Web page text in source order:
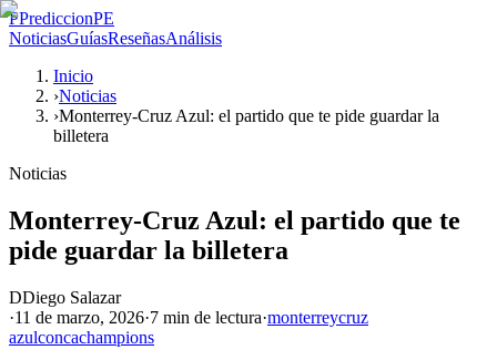
PPrediccionPE
NoticiasGuíasReseñasAnálisis
Inicio
›Noticias
›Monterrey-Cruz Azul: el partido que te pide guardar la
billetera
Noticias
Monterrey-Cruz Azul: el partido que te
pide guardar la billetera
DDiego Salazar
·11 de marzo, 2026·7 min de lectura·monterreycruz
azulconcachampions